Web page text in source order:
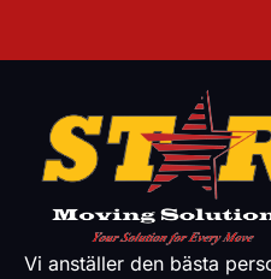
Vi anställer den bästa